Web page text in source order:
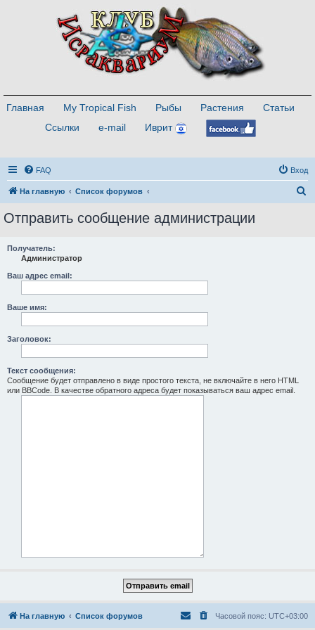
Главная My Tropical Fish Рыбы Растения
Статьи
Ссылки
e-mail Иврит
FAQ Вход
На главную Список форумов
Отправить сообщение администрации
Получатель:
Администратор
Ваш адрес email:
Ваше имя:
Заголовок:
Текст сообщения:
Сообщение будет отправлено в виде простого текста, не включайте в него HTML
или BBCode. В качестве обратного адреса будет показываться ваш адрес email.
На главную Список форумов Часовой пояс: UTC+03:00